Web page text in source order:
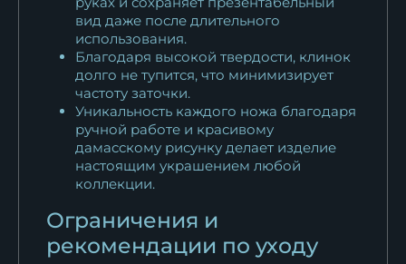
вид даже после длительного
использования.
Благодаря высокой твердости, клинок
долго не тупится, что минимизирует
частоту заточки.
Уникальность каждого ножа благодаря
ручной работе и красивому
дамасскому рисунку делает изделие
настоящим украшением любой
коллекции.
Ограничения и
рекомендации по уходу